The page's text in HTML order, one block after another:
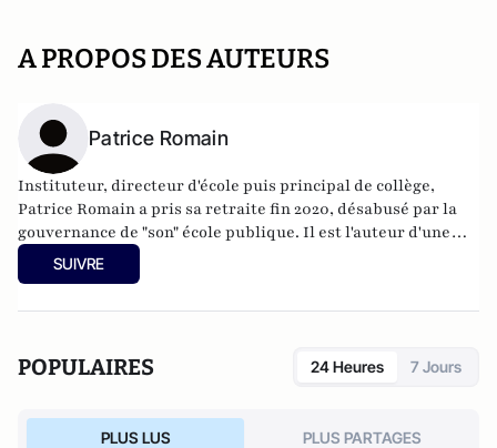
A PROPOS DES AUTEURS
Patrice Romain
Instituteur, directeur d'école puis principal de collège,
Patrice Romain a pris sa retraite fin 2020, désabusé par la
gouvernance de "son" école publique. Il est l'auteur d'une
dizaine de livres sur l'Éducation nationale, dont le best-
seller Mots d'excuse. Son dernier ouvrage est
SUIVRE
POPULAIRES 24 Heures 7 Jours
PLUS LUS PLUS PARTAGES